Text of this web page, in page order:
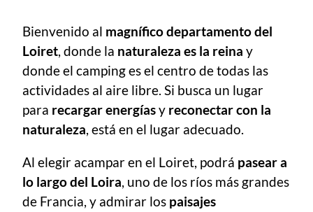
Bienvenido al magnífico departamento del
Loiret, donde la naturaleza es la reina y
donde el camping es el centro de todas las
actividades al aire libre. Si busca un lugar
para recargar energíasy reconectar con la
naturaleza, está en el lugar adecuado.
Al elegir acampar en el Loiret, podrá pasear a
lo largo del Loira, uno de los ríos más grandes
de Francia, y admirar los paisajes